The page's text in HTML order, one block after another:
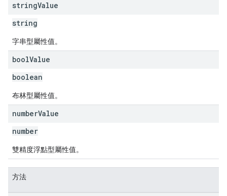
stringValue
string
字串型屬性值。
boolValue
boolean
布林型屬性值。
numberValue
number
雙精度浮點型屬性值。
方法